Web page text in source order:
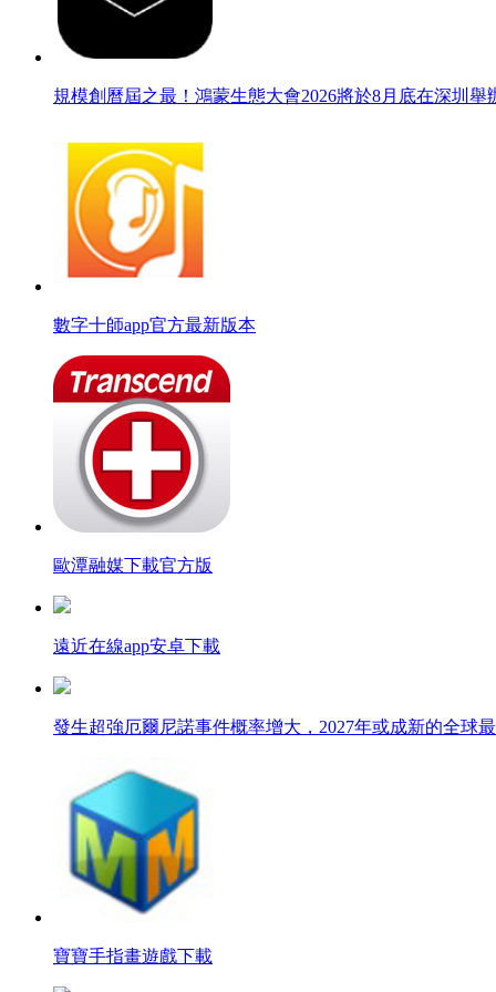
規模創曆屆之最！鴻蒙生態大會2026將於8月底在深圳舉
數字十師app官方最新版本
歐潭融媒下載官方版
遠近在線app安卓下載
發生超強厄爾尼諾事件概率增大，2027年或成新的全球
寶寶手指畫遊戲下載